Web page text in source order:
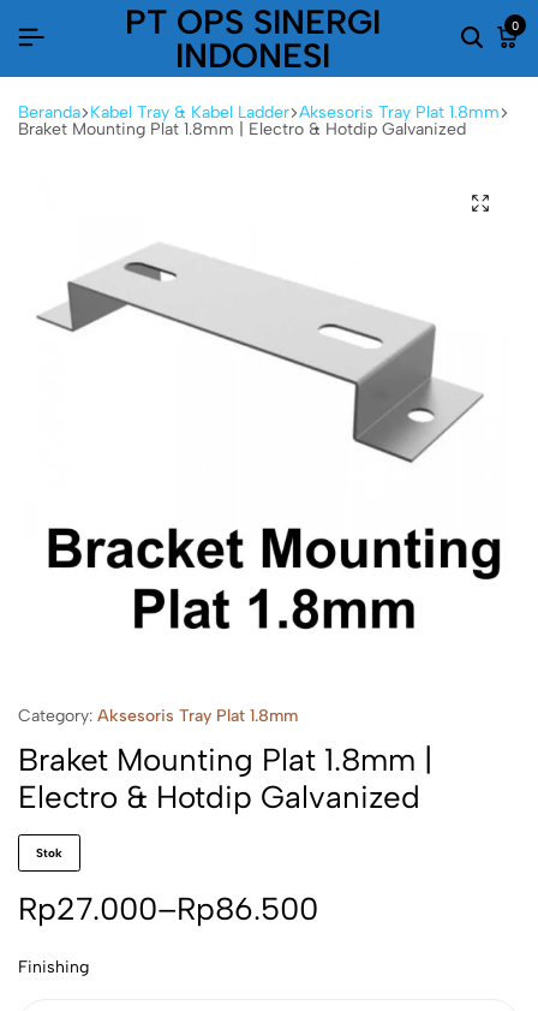
PT OPS SINERGI
INDONESI
0
Beranda Kabel Tray & Kabel Ladder Aksesoris Tray Plat 1.8mm
Braket Mounting Plat 1.8mm | Electro & Hotdip Galvanized
Category: Aksesoris Tray Plat 1.8mm
Braket Mounting Plat 1.8mm |
Electro & Hotdip Galvanized
Stok
Rp27.000–Rp86.500
Finishing